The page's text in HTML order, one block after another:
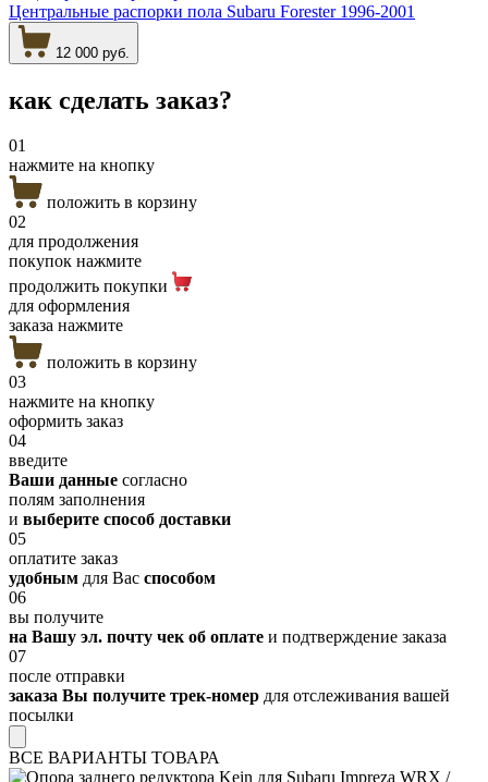
Центральные распорки пола Subaru Forester 1996-2001
12 000 руб.
как сделать заказ?
01
нажмите на кнопку
положить в корзину
02
для продолжения
покупок нажмите
продолжить покупки
для оформления
заказа нажмите
положить в корзину
03
нажмите на кнопку
оформить заказ
04
введите
Ваши данные согласно
полям заполнения
и выберите способ доставки
05
оплатите заказ
удобным для Вас способом
06
вы получите
на Вашу эл. почту чек об оплате и подтверждение заказа
07
после отправки
заказа Вы получите трек-номер для отслеживания вашей
посылки
ВСЕ ВАРИАНТЫ ТОВАРА